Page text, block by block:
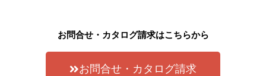
お問合せ・カタログ請求はこちらから
お問合せ・カタログ請求